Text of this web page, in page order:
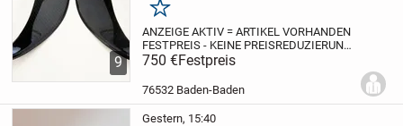
9
Merken
ANZEIGE AKTIV = ARTIKEL VORHANDEN
FESTPREIS - KEINE PREISREDUZIERUNG
Edles ECHTCARBON - keine Laminierung
Diese edlen Bauteile aus ECHTCARBON
(finish = hochglanzpoliert), werden ganz...
750 €Festpreis
76532 Baden-Baden
Gestern, 15:40